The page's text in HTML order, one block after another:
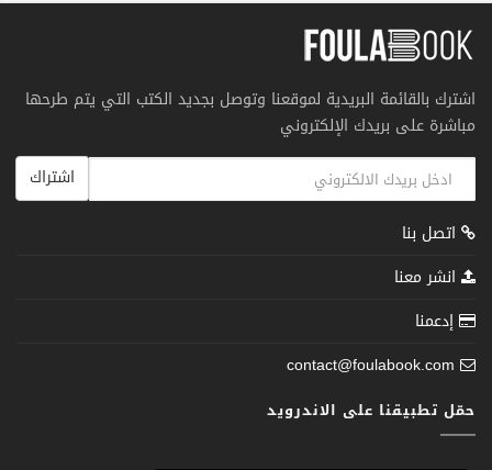
اشترك بالقائمة البريدية لموقعنا وتوصل بجديد الكتب التي يتم طرحها
مباشرة على بريدك الإلكتروني
اشتراك
اتصل بنا
انشر معنا
إدعمنا
contact@foulabook.com
حمّل تطبيقنا على الاندرويد